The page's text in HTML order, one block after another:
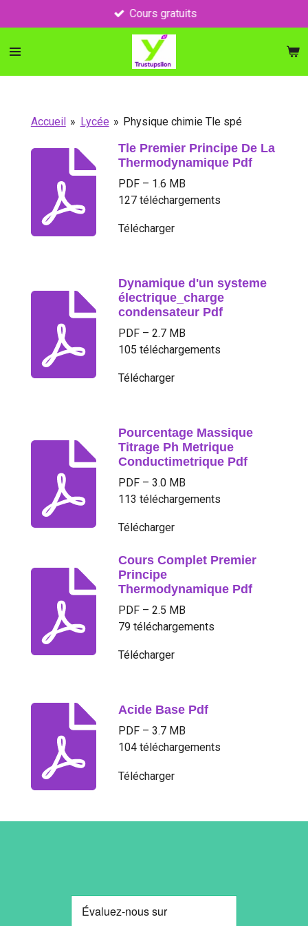
au
contenu
Cours gratuits
Accueil » Lycée » Physique chimie Tle spé
Tle Premier Principe De La
Thermodynamique Pdf
PDF – 1.6 MB
127 téléchargements
Télécharger
Dynamique d'un systeme
électrique_charge
condensateur Pdf
PDF – 2.7 MB
105 téléchargements
Télécharger
Pourcentage Massique
Titrage Ph Metrique
Conductimetrique Pdf
PDF – 3.0 MB
113 téléchargements
Télécharger
Cours Complet Premier
Principe
Thermodynamique Pdf
PDF – 2.5 MB
79 téléchargements
Télécharger
Acide Base Pdf
PDF – 3.7 MB
104 téléchargements
Télécharger